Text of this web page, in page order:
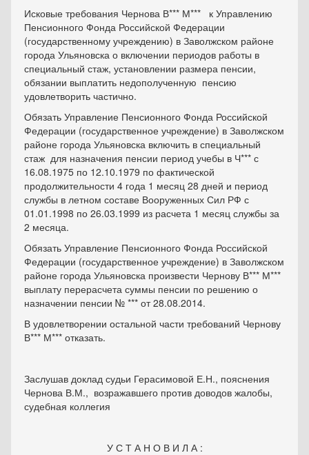
Исковые требования Чернова В*** М*** к Управлению
Пенсионного Фонда Российской Федерации
(государственному учреждению) в Заволжском районе
города Ульяновска о включении периодов работы в
специальный стаж, установлении размера пенсии,
обязании выплатить недополученную пенсию
удовлетворить частично.
Обязать Управление Пенсионного Фонда Российской
Федерации (государственное учреждение) в Заволжском
районе города Ульяновска включить в специальный
стаж для назначения пенсии период учебы в Ч*** с
16.08.1975 по 12.10.1979 по фактической
продолжительности 4 года 1 месяц 28 дней и период
службы в летном составе Вооруженных Сил РФ с
01.01.1998 по 26.03.1999 из расчета 1 месяц службы за
2 месяца.
Обязать Управление Пенсионного Фонда Российской
Федерации (государственное учреждение) в Заволжском
районе города Ульяновска произвести Чернову В*** М***
выплату перерасчета суммы пенсии по решению о
назначении пенсии № *** от 28.08.2014.
В удовлетворении остальной части требований Чернову
В*** М*** отказать.
Заслушав доклад судьи Герасимовой Е.Н., пояснения
Чернова В.М., возражавшего против доводов жалобы,
судебная коллегия
У С Т А Н О В И Л А :